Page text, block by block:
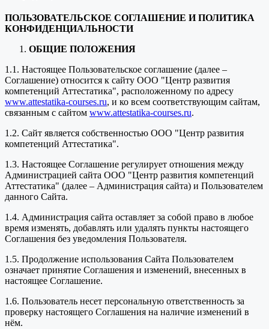
ПОЛЬЗОВАТЕЛЬСКОЕ СОГЛАШЕНИЕ И ПОЛИТИКА
КОНФИДЕНЦИАЛЬНОСТИ
ОБЩИЕ ПОЛОЖЕНИЯ
1.1. Настоящее Пользовательское соглашение (далее –
Соглашение) относится к сайту ООО "Центр развития
компетенций Аттестатика", расположенному по адресу
www.attestatika-courses.ru, и ко всем соответствующим сайтам,
связанным с сайтом www.attestatika-courses.ru.
1.2. Сайт является собственностью ООО "Центр развития
компетенций Аттестатика".
1.3. Настоящее Соглашение регулирует отношения между
Администрацией сайта ООО "Центр развития компетенций
Аттестатика" (далее – Администрация сайта) и Пользователем
данного Сайта.
1.4. Администрация сайта оставляет за собой право в любое
время изменять, добавлять или удалять пункты настоящего
Соглашения без уведомления Пользователя.
1.5. Продолжение использования Сайта Пользователем
означает принятие Соглашения и изменений, внесенных в
настоящее Соглашение.
1.6. Пользователь несет персональную ответственность за
проверку настоящего Соглашения на наличие изменений в
нём.